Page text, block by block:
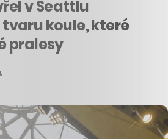
v Seattlu
koule, které
pralesy